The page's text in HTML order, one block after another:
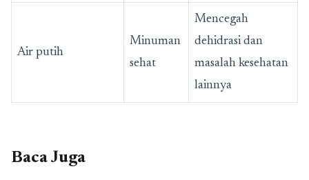
Air putih
Minuman
sehat
Mencegah
dehidrasi dan
masalah kesehatan
lainnya
Baca Juga